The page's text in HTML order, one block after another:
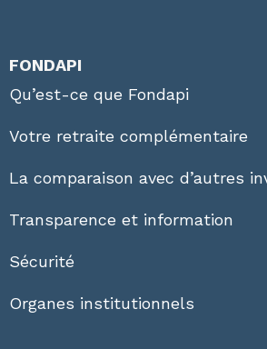
FONDAPI
Qu’est-ce que Fondapi
Votre retraite complémentaire
La comparaison avec d’autres
Transparence et information
Sécurité
Organes institutionnels